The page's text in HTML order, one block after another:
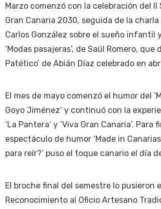
Marzo comenzó con la celebración del II
Gran Canaria 2030, seguida de la
Carlos González sobre el sueño infantil
‘Modas pasajeras’, de Saúl Romero, que
Patético’ de Abián Díaz celebrado en
El mes de mayo comenzó el humor del
Goyo Jiménez’ y continuó con la
‘La Pantera’ y ‘Viva Gran Canaria’. Para
espectáculo de humor ‘Made in
para reír?’ puso el toque canario el día
El broche final del semestre lo pusieron
Reconocimiento al Oficio Artesano